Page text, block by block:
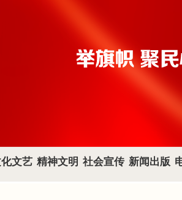
文艺 精神文明 社会宣传 新闻出版